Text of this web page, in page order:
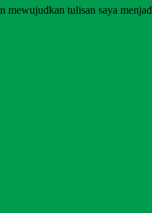
mewujudkan tulisan saya